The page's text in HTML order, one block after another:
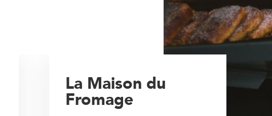
La Maison du
Fromage